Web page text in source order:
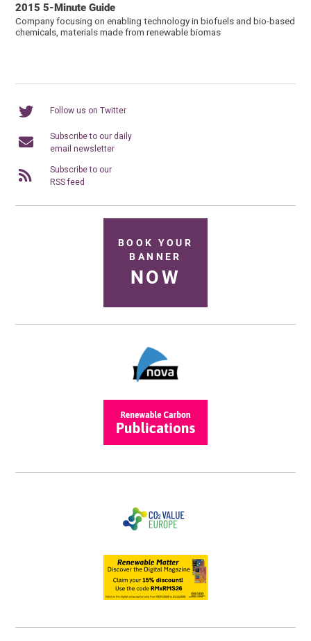
2015 5-Minute Guide
Company focusing on enabling technology in biofuels and bio-based
chemicals, materials made from renewable biomas
Follow us on Twitter
Subscribe to our daily
email newsletter
Subscribe to our
RSS feed
BOOK YOUR
BANNER
NOW